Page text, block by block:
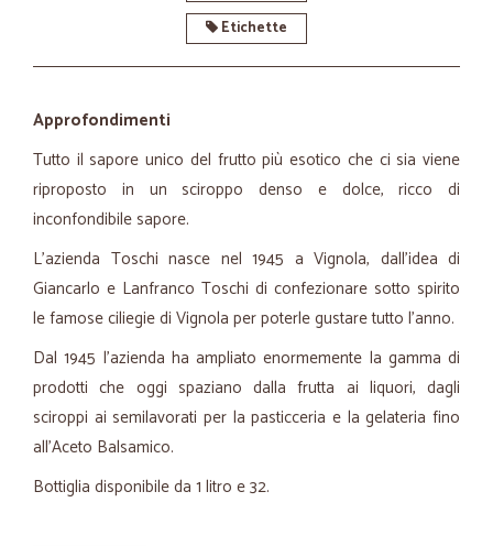
Etichette
Approfondimenti
Tutto il sapore unico del frutto più esotico che ci sia viene
riproposto in un sciroppo denso e dolce, ricco di
inconfondibile sapore.
L’azienda Toschi nasce nel 1945 a Vignola, dall'idea di
Giancarlo e Lanfranco Toschi di confezionare sotto spirito
le famose ciliegie di Vignola per poterle gustare tutto l’anno.
Dal 1945 l'azienda ha ampliato enormemente la gamma di
prodotti che oggi spaziano dalla frutta ai liquori, dagli
sciroppi ai semilavorati per la pasticceria e la gelateria fino
all'Aceto Balsamico.
Bottiglia disponibile da 1 litro e 32.